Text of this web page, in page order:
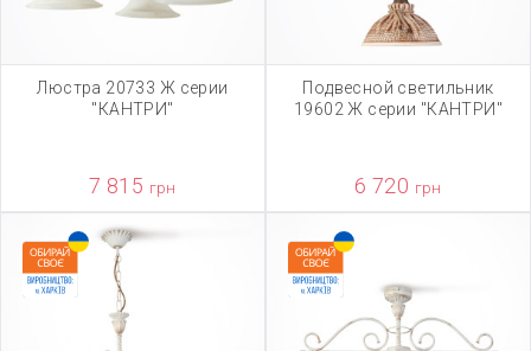
Люстра 20733 Ж серии
"КАНТРИ"
7 815 грн
Подвесной светильник
19602 Ж серии "КАНТРИ"
6 720 грн